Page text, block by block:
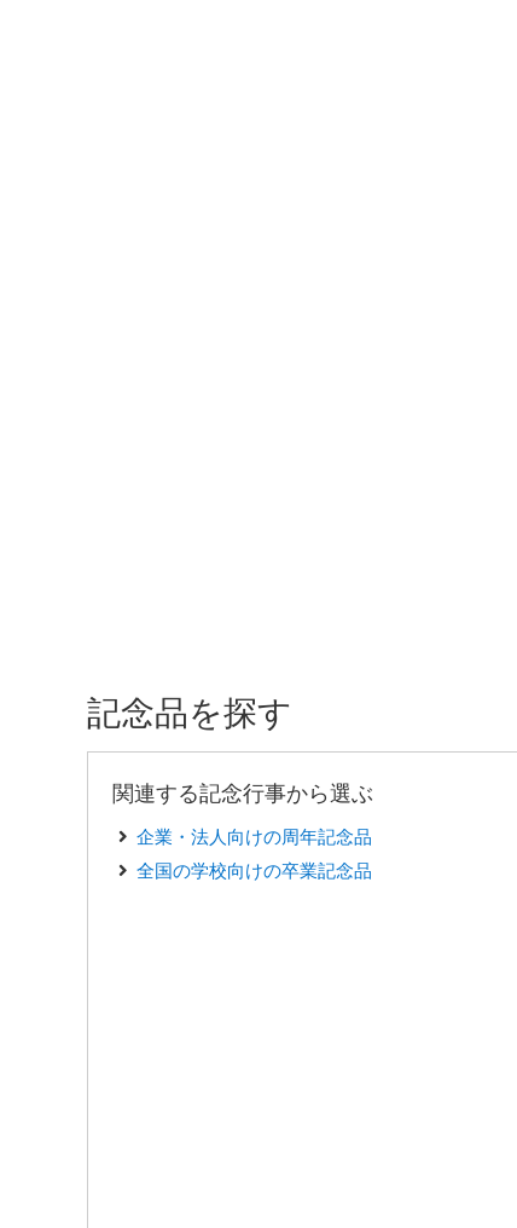
記念品を探す
関連する記念行事から選ぶ
企業・法人向けの周年記念品
全国の学校向けの卒業記念品